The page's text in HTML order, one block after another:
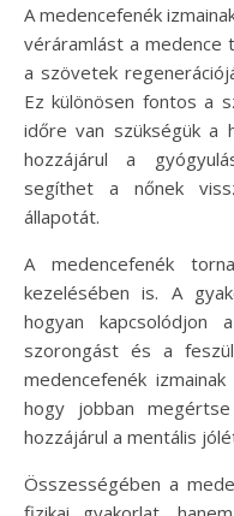
A medencefenék
véráramlást a medence
a szövetek
Ez különösen fontos a
időre van szükségük a
hozzájárul a
segíthet a nőnek
állapotát.
A medencefenék
kezelésében is. A
hogyan kapcsolódjon
szorongást és a
medencefenék
hogy jobban
hozzájárul a mentális
Összességében a